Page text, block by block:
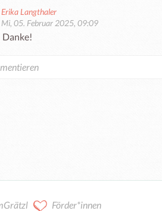
Erika Langthaler
Mi, 05. Februar 2025, 09:09
Danke!
Förder*innen